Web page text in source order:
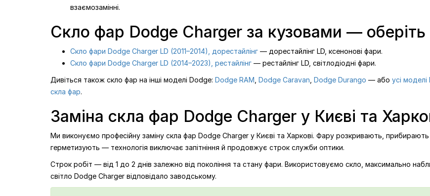
взаємозамінні.
Скло фар Dodge Charger за кузовами — оберіть
Скло фари Dodge Charger LD (2011–2014), дорестайлінг — дорестайлінг LD, ксенонові фари.
Скло фари Dodge Charger LD (2014–2023), рестайлінг — рестайлінг LD, світлодіодні фари.
Дивіться також скло фар на інші моделі Dodge: Dodge RAM Dodge Caravan Dodge Durango — або усі
скла фар.
Заміна скла фар Dodge Charger у Києві та
Ми виконуємо професійну заміну скла фар Dodge Charger у Києві та Харкові. Фару розкривають,
герметизують — технологія виключає запітніння й продовжує строк служби оптики.
Строк робіт — від 1 до 2 днів залежно від покоління та стану фари. Використовуємо скло, максимально
світло Dodge Charger відповідало заводському.